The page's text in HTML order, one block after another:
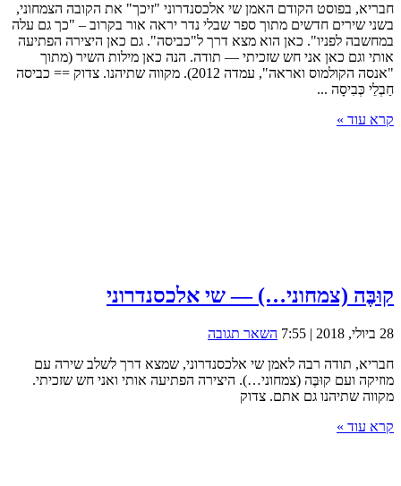
חבריא, בפוסט הקודם האמן שי אלכסנדרוני "זיכך" את הקובה הצמחוני,
בשני שירים חדשים מתוך ספר שבלי נדר יראה אור בקרוב – "כך גם עלה
במחשבה לפניו". כאן הוא מצא דרך ל"כביסה". גם כאן היצירה הפתיעה
אותי וגם כאן אני חש שזכיתי — תודה. הנה כאן מילות השיר (מתוך
"אנסה הקולמוס ואראה", עמדה 2012). מקווה שתיהנו. צדוק == כביסה
חַבְלֵי כְּבִיסָה ...
קרא עוד »
קוּבֶּה (צמחוני…) — שי אלכסנדרוני
28 ביולי, 2018 | 7:55
השאר תגובה
חבריא, תודה רבה לאמן שי אלכסנדרוני, שמצא דרך לשלב שירה עם
מוזיקה ועם קוּבֶּה (צמחוני…). היצירה הפתיעה אותי ואני חש שזכיתי.
מקווה שתיהנו גם אתם. צדוק
קרא עוד »